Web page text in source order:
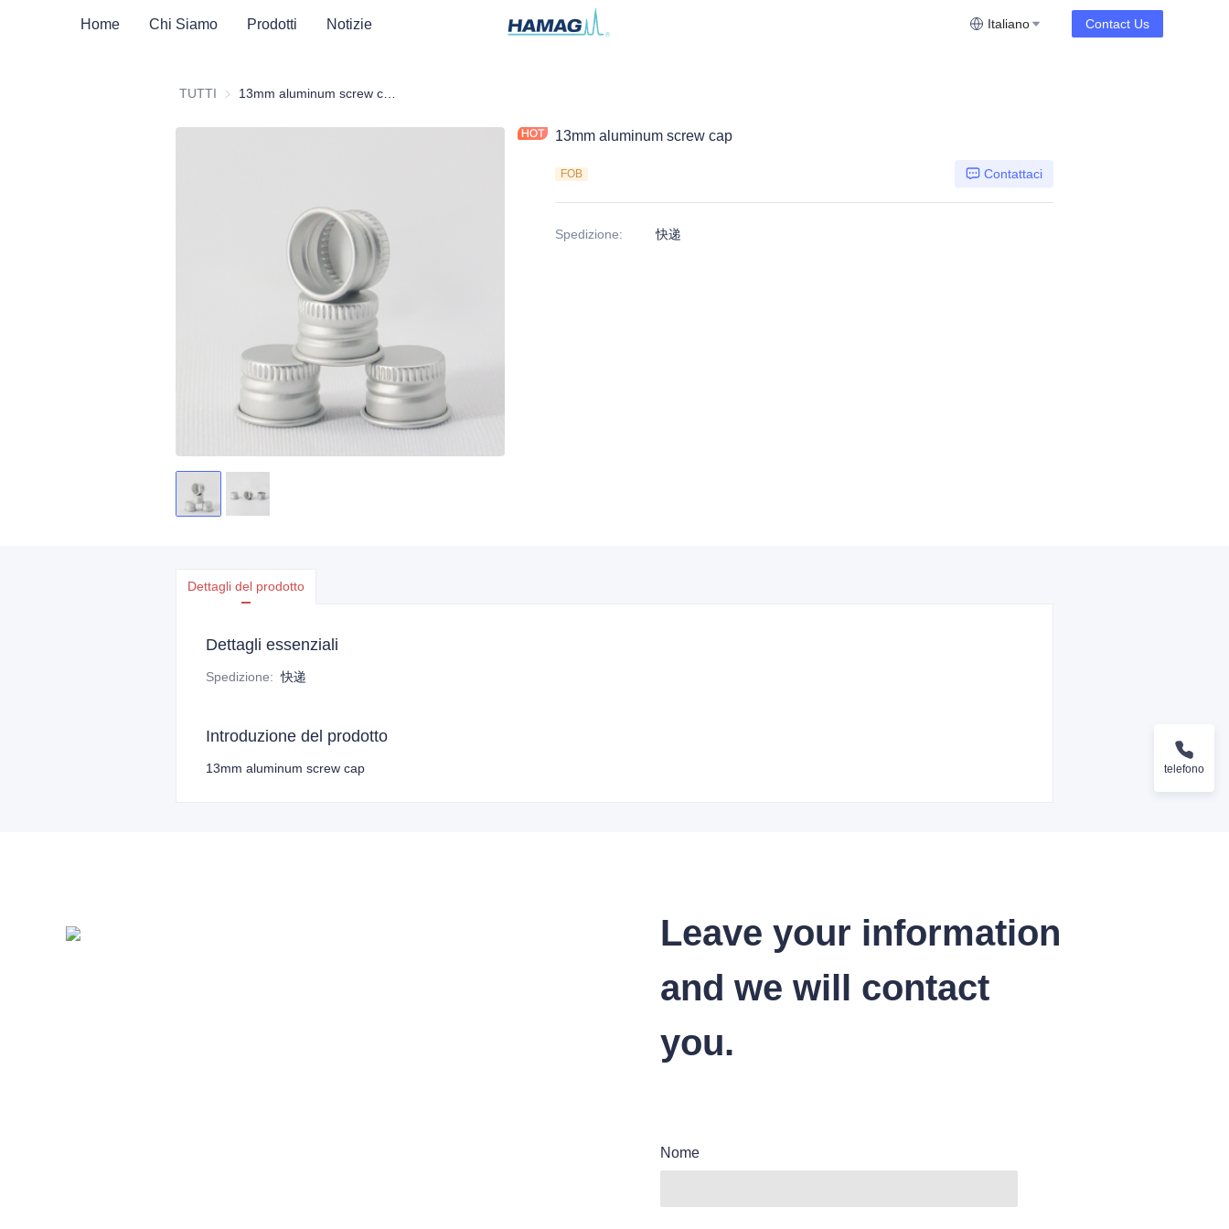
Home Chi Siamo Prodotti Notizie Italiano Contact Us
TUTTI
13mm aluminum screw cap
FOB Contattaci
Spedizione: 快递
Dettagli del prodotto
Dettagli essenziali
Spedizione: 快递
Introduzione del prodotto
13mm aluminum screw cap
Leave your information
and we will contact
you.
Nome
telefono